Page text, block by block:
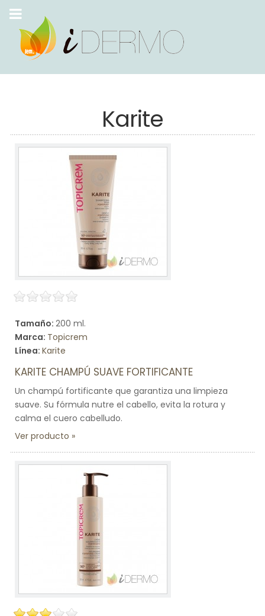
Karite
Tamaño: 200 ml.
Marca: Topicrem
Línea: Karite
KARITE CHAMPÚ SUAVE FORTIFICANTE
Un champú fortificante que garantiza una limpieza
suave. Su fórmula nutre el cabello, evita la rotura y
calma el cuero cabelludo.
Ver producto